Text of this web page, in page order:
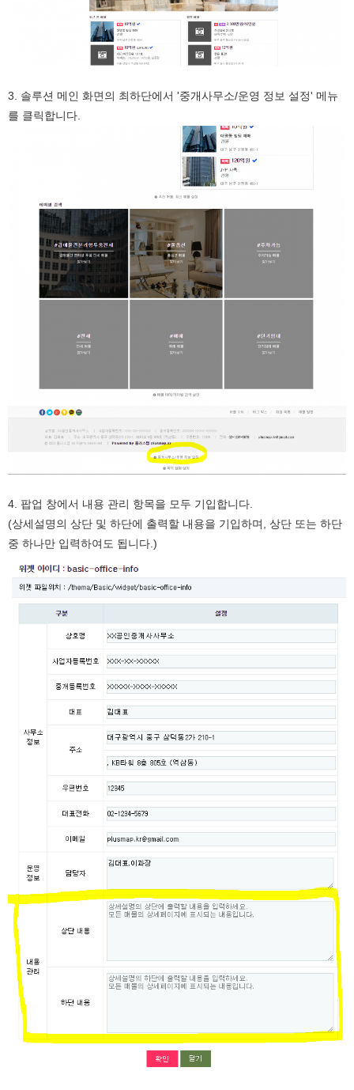
3. 솔루션 메인 화면의 최하단에서 '중개사무소/운영 정보 설정' 메뉴
를 클릭합니다.
4. 팝업 창에서 내용 관리 항목을 모두 기입합니다.
(상세설명의 상단 및 하단에 출력할 내용을 기입하며, 상단 또는 하단
중 하나만 입력하여도 됩니다.)